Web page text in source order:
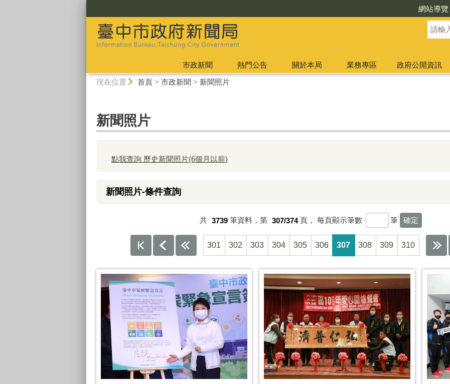
網站導覽
市政新聞 熱門公告 關於本局 業務專區 政府公開資訊
現在位置 首頁> 市政新聞 > 新聞照片
新聞照片
點我查詢 歷史新聞照片(6個月以前)
新聞照片-條件查詢
共 3739 筆資料，第 307/374 頁， 每頁顯示筆數 筆
301 302 303 304 305 306 307 308 309 310